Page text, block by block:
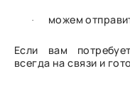
· можем
Если вам
всегда на связи и